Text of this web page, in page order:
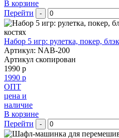
В корзине
Перейти
-
Набор 5 игр: рулетка, покер,
Артикул: NAB-200
Артикул скопирован
1990 р
1990 р
ОПТ
цена и
наличие
В корзине
Перейти
-